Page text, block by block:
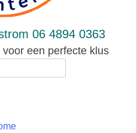
06 4894 0363
een perfecte klus